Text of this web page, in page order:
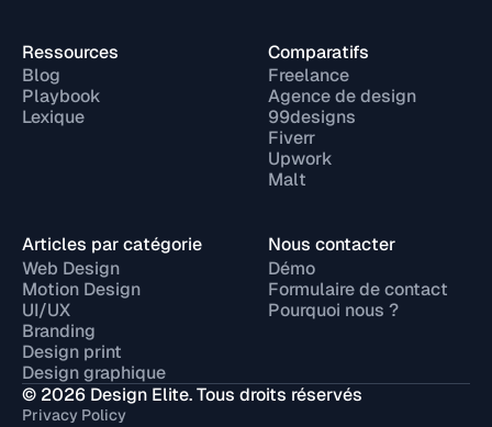
Ressources
Blog
Playbook
Lexique
Comparatifs
Freelance
Agence de design
99designs
Fiverr
Upwork
Malt
Articles par catégorie
Web Design
Motion Design
UI/UX
Branding
Design print
Design graphique
Nous contacter
Démo
Formulaire de contact
Pourquoi nous ?
© 2026 Design Elite. Tous droits réservés
Privacy Policy